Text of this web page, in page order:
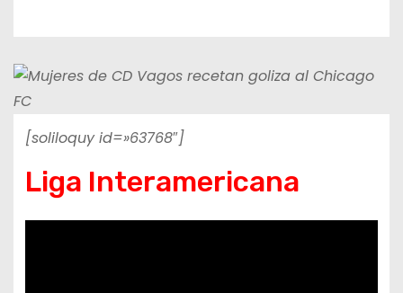
[soliloquy id=»63768″]
Liga Interamericana